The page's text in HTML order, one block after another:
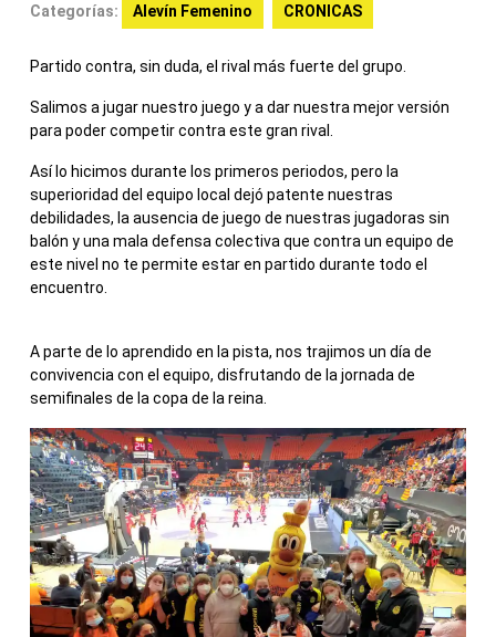
Categorías: Alevín Femenino CRONICAS
Partido contra, sin duda, el rival más fuerte del grupo.
Salimos a jugar nuestro juego y a dar nuestra mejor versión
para poder competir contra este gran rival.
Así lo hicimos durante los primeros periodos, pero la
superioridad del equipo local dejó patente nuestras
debilidades, la ausencia de juego de nuestras jugadoras sin
balón y una mala defensa colectiva que contra un equipo de
este nivel no te permite estar en partido durante todo el
encuentro.
A parte de lo aprendido en la pista, nos trajimos un día de
convivencia con el equipo, disfrutando de la jornada de
semifinales de la copa de la reina.